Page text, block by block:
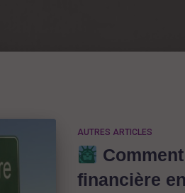
AUTRES ARTICLES
financière